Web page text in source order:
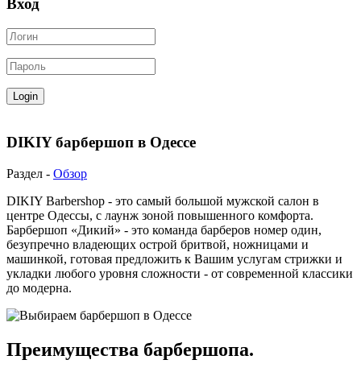
Вход
DIKIY барбершоп в Одессе
Раздел - Обзор
DIKIY Barbershop - это самый большой мужской салон в
центре Одессы, с лаунж зоной повышенного комфорта.
Барбершоп «Дикий» - это команда барберов номер один,
безупречно владеющих острой бритвой, ножницами и
машинкой, готовая предложить к Вашим услугам стрижки и
укладки любого уровня сложности - от современной классики
до модерна.
Преимущества барбершопа.